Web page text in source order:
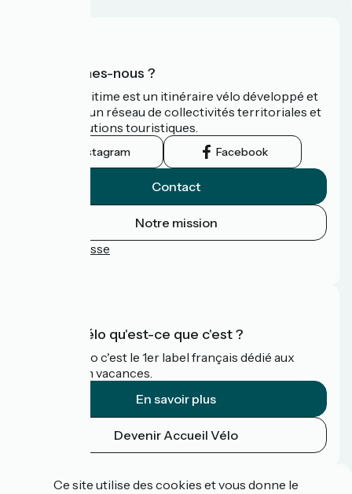
Qui sommes-nous ?
La Vélomaritime est un itinéraire vélo développé et
promu par un réseau de collectivités territoriales et
leurs institutions touristiques.
Instagram Facebook
Contact
Notre mission
Espace Presse
Accueil Vélo qu'est-ce que c'est ?
Accueil Vélo c'est le 1er label français dédié aux
cyclistes en vacances.
En savoir plus
Devenir Accueil Vélo
Ce site utilise des cookies et vous donne le